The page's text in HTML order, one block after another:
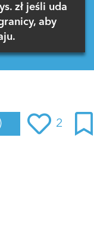
zł jeśli uda
aby
2